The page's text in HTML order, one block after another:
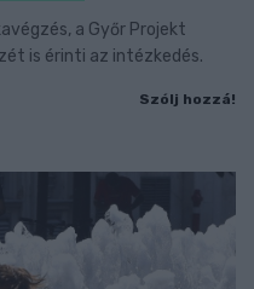
a Győr Projekt
is érinti az intézkedés.
Szólj hozzá!